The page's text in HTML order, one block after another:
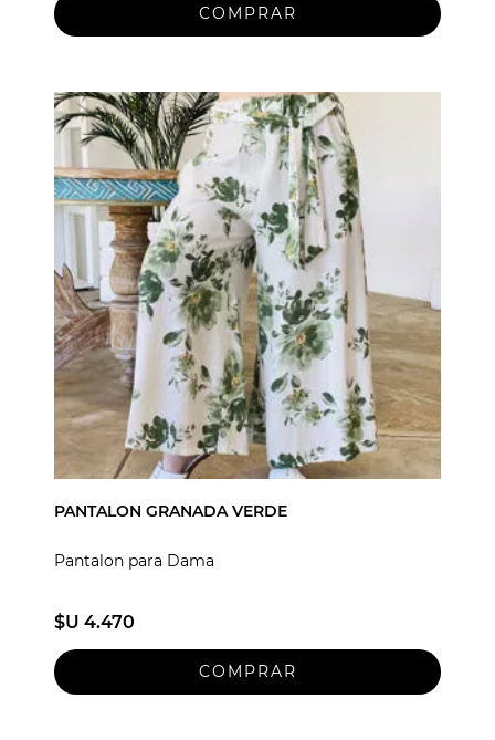
PANTALON GRANADA VERDE
Pantalon para Dama
$U 4.470